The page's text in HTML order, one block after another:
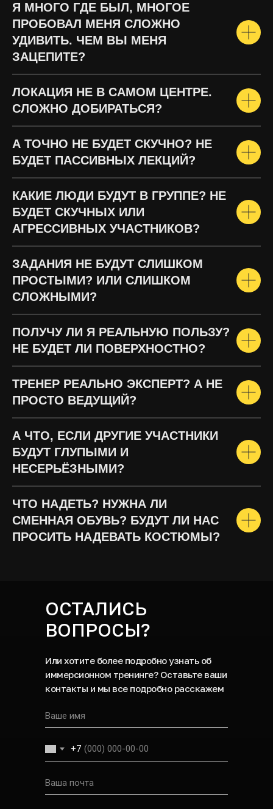
Я МНОГО ГДЕ БЫЛ, МНОГОЕ
ПРОБОВАЛ МЕНЯ СЛОЖНО
УДИВИТЬ. ЧЕМ ВЫ МЕНЯ
ЗАЦЕПИТЕ?
ЛОКАЦИЯ НЕ В САМОМ ЦЕНТРЕ.
СЛОЖНО ДОБИРАТЬСЯ?
А ТОЧНО НЕ БУДЕТ СКУЧНО? НЕ
БУДЕТ ПАССИВНЫХ ЛЕКЦИЙ?
КАКИЕ ЛЮДИ БУДУТ В ГРУППЕ? НЕ
БУДЕТ СКУЧНЫХ ИЛИ
АГРЕССИВНЫХ УЧАСТНИКОВ?
ЗАДАНИЯ НЕ БУДУТ СЛИШКОМ
ПРОСТЫМИ? ИЛИ СЛИШКОМ
СЛОЖНЫМИ?
ПОЛУЧУ ЛИ Я РЕАЛЬНУЮ ПОЛЬЗУ?
НЕ БУДЕТ ЛИ ПОВЕРХНОСТНО?
ТРЕНЕР РЕАЛЬНО ЭКСПЕРТ? А НЕ
ПРОСТО ВЕДУЩИЙ?
А ЧТО, ЕСЛИ ДРУГИЕ УЧАСТНИКИ
БУДУТ ГЛУПЫМИ И
НЕСЕРЬЁЗНЫМИ?
ЧТО НАДЕТЬ? НУЖНА ЛИ
СМЕННАЯ ОБУВЬ? БУДУТ ЛИ НАС
ПРОСИТЬ НАДЕВАТЬ КОСТЮМЫ?
Или хотите более подробно узнать об
иммерсионном тренинге? Оставьте ваши
контакты и мы все подробно расскажем
ОСТАЛИСЬ
ВОПРОСЫ?
+7